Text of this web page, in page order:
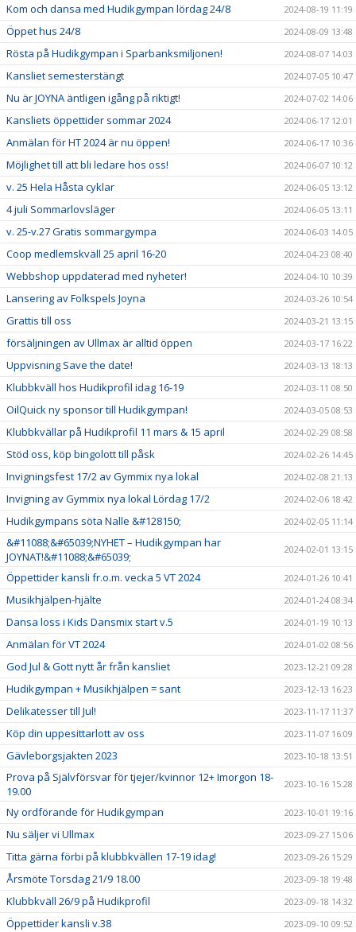
Kom och dansa med Hudikgympan lördag 24/8 2024-08-19 11:19
Öppet hus 24/8 2024-08-09 13:48
Rösta på Hudikgympan i Sparbanksmiljonen! 2024-08-07 14:03
Kansliet semesterstängt 2024-07-05 10:47
Nu är JOYNA äntligen igång på riktigt! 2024-07-02 14:06
Kansliets öppettider sommar 2024 2024-06-17 12:01
Anmälan för HT 2024 är nu öppen! 2024-06-17 10:36
Möjlighet till att bli ledare hos oss! 2024-06-07 10:12
v. 25 Hela Håsta cyklar 2024-06-05 13:12
4 juli Sommarlovsläger 2024-06-05 13:11
v. 25-v.27 Gratis sommargympa 2024-06-03 14:05
Coop medlemskväll 25 april 16-20 2024-04-23 08:40
Webbshop uppdaterad med nyheter! 2024-04-10 10:39
Lansering av Folkspels Joyna 2024-03-26 10:54
Grattis till oss 2024-03-21 13:15
försäljningen av Ullmax är alltid öppen 2024-03-17 16:22
Uppvisning Save the date! 2024-03-13 18:13
Klubbkväll hos Hudikprofil idag 16-19 2024-03-11 08:50
OilQuick ny sponsor till Hudikgympan! 2024-03-05 08:53
Klubbkvällar på Hudikprofil 11 mars & 15 april 2024-02-29 08:58
Stöd oss, köp bingolott till påsk 2024-02-26 14:45
Invigningsfest 17/2 av Gymmix nya lokal 2024-02-08 21:13
Invigning av Gymmix nya lokal Lördag 17/2 2024-02-06 18:42
Hudikgympans söta Nalle &#128150; 2024-02-05 11:14
&#11088;&#65039;NYHET – Hudikgympan har
JOYNAT!&#11088;&#65039;
2024-02-01 13:15
Öppettider kansli fr.o.m. vecka 5 VT 2024 2024-01-26 10:41
Musikhjälpen-hjälte 2024-01-24 08:34
Dansa loss i Kids Dansmix start v.5 2024-01-19 10:13
Anmälan för VT 2024 2024-01-02 08:56
God Jul & Gott nytt år från kansliet 2023-12-21 09:28
Hudikgympan + Musikhjälpen = sant 2023-12-13 16:23
Delikatesser till Jul! 2023-11-17 11:37
Köp din uppesittarlott av oss 2023-11-07 16:09
Gävleborgsjakten 2023 2023-10-18 13:51
Prova på Självförsvar för tjejer/kvinnor 12+ Imorgon 18-
19.00
2023-10-16 15:28
Ny ordförande för Hudikgympan 2023-10-01 19:16
Nu säljer vi Ullmax 2023-09-27 15:06
Titta gärna förbi på klubbkvällen 17-19 idag! 2023-09-26 15:29
Årsmöte Torsdag 21/9 18.00 2023-09-18 19:48
Klubbkväll 26/9 på Hudikprofil 2023-09-18 14:32
Öppettider kansli v.38 2023-09-10 09:52